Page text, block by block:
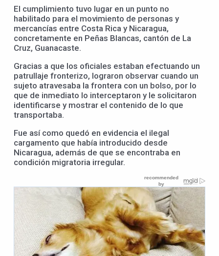
El cumplimiento tuvo lugar en un punto no
habilitado para el movimiento de personas y
mercancías entre Costa Rica y Nicaragua,
concretamente en Peñas Blancas, cantón de La
Cruz, Guanacaste.
Gracias a que los oficiales estaban efectuando un
patrullaje fronterizo, lograron observar cuando un
sujeto atravesaba la frontera con un bolso, por lo
que de inmediato lo interceptaron y le solicitaron
identificarse y mostrar el contenido de lo que
transportaba.
Fue así como quedó en evidencia el ilegal
cargamento que había introducido desde
Nicaragua, además de que se encontraba en
condición migratoria irregular.